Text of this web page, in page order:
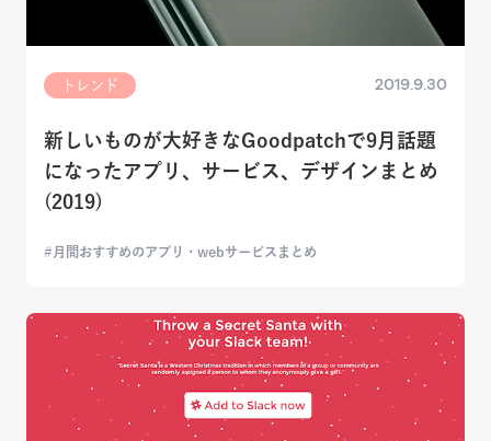
トレンド 2019.9.30
新しいものが大好きなGoodpatchで9月話題
になったアプリ、サービス、デザインまとめ
(2019)
月間おすすめのアプリ・webサービスまとめ